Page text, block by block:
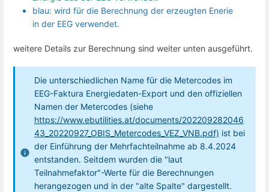
blau: wird für die Berechnung der erzeugten Enerie
in der EEG verwendet.
weitere Details zur Berechnung sind weiter unten ausgeführt.
Die unterschiedlichen Name für die Metercodes im
EEG-Faktura Energiedaten-Export und den offiziellen
Namen der Metercodes (siehe
https://www.ebutilities.at/documents/202209282046
43_20220927_OBIS_Metercodes_VEZ_VNB.pdf) ist bei
der Einführung der Mehrfachteilnahme ab 8.4.2024
entstanden. Seitdem wurden die "laut
Teilnahmefaktor"-Werte für die Berechnungen
herangezogen und in der "alte Spalte" dargestellt.